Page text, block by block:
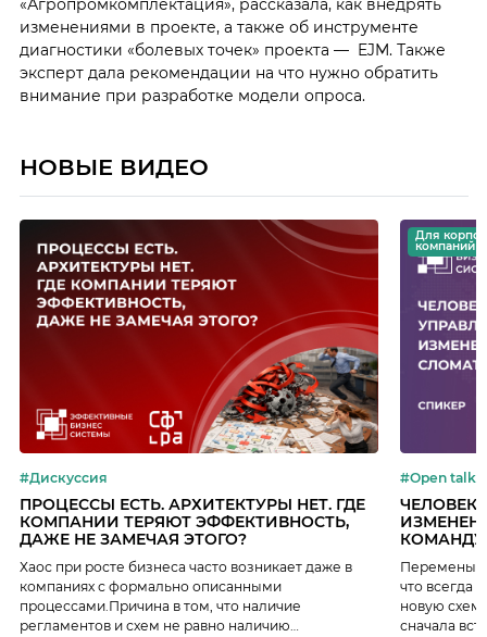
«Агропромкомплектация», рассказала, как внедрять
изменениями в проекте, а также об инструменте
диагностики «болевых точек» проекта — EJM. Также
эксперт дала рекомендации на что нужно обратить
внимание при разработке модели опроса.
НОВЫЕ ВИДЕО
#Дискуссия
ПРОЦЕССЫ ЕСТЬ. АРХИТЕКТУРЫ НЕТ. ГДЕ
КОМПАНИИ ТЕРЯЮТ ЭФФЕКТИВНОСТЬ,
ДАЖЕ НЕ ЗАМЕЧАЯ ЭТОГО?
Хаос при росте бизнеса часто возникает даже в
компаниях с формально описанными
процессами.Причина в том, что наличие
регламентов и схем не равно наличию
Для
компаний
#Open talk
Перемены
что всегда
новую
сначала